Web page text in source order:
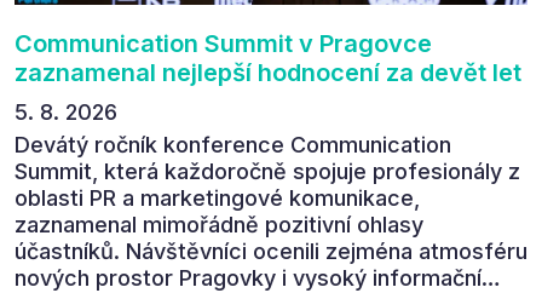
Communication Summit v Pragovce
zaznamenal nejlepší hodnocení za devět let
5. 8. 2026
Devátý ročník konference Communication
Summit, která každoročně spojuje profesionály z
oblasti PR a marketingové komunikace,
zaznamenal mimořádně pozitivní ohlasy
účastníků. Návštěvníci ocenili zejména atmosféru
nových prostor Pragovky i vysoký informační